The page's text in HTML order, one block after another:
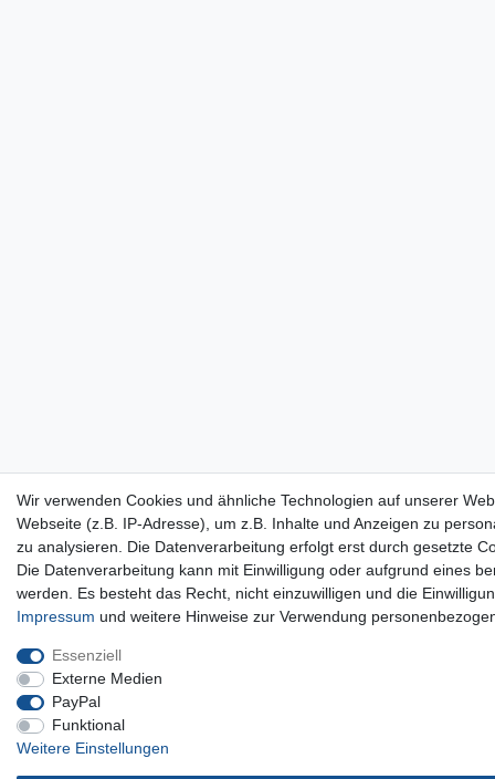
Wir verwenden Cookies und ähnliche Technologien auf unserer
Webseite (z.B. IP-Adresse), um z.B. Inhalte und Anzeigen zu
zu analysieren. Die Datenverarbeitung erfolgt erst durch gesetzte
Die Datenverarbeitung kann mit Einwilligung oder aufgrund eines
werden. Es besteht das Recht, nicht einzuwilligen und die
Impressum und weitere Hinweise zur Verwendung
Essenziell
Externe Medien
PayPal
Funktional
Weitere Einstellungen